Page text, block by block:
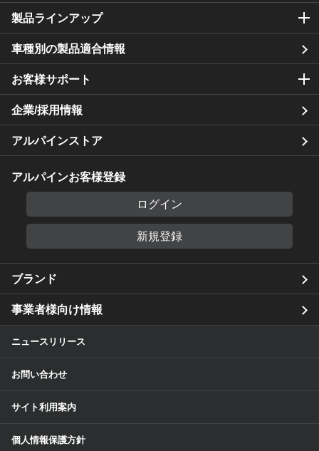
製品ラインアップ
車種別の製品適合情報
お客様サポート
企業/採用情報
アルパインストア
アルパインお客様登録
ログイン
新規登録
ブランド
事業者様向け情報
ニュースリリース
お問い合わせ
サイト利用案内
個人情報保護方針